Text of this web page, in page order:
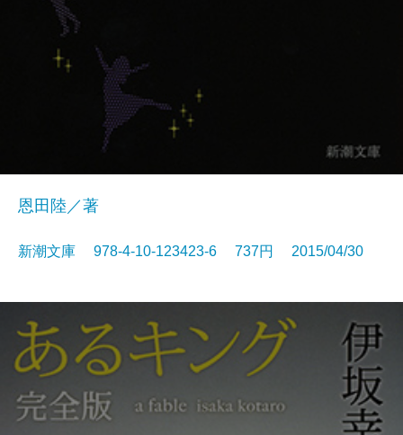
恩田陸／著
新潮文庫 978-4-10-123423-6 737円 2015/04/30